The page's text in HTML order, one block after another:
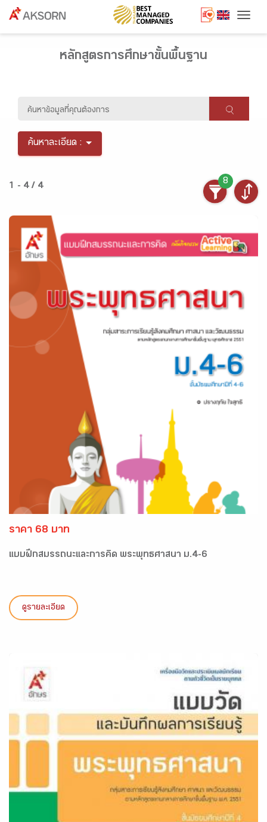
หลักสูตรการศึกษาขั้นพื้นฐาน
ค้นหาละเอียด :
1 - 4 / 4
8
ราคา 68 บาท
แบบฝึกสมรรถนะและการคิด พระพุทธศาสนา ม.4-6
ดูรายละเอียด